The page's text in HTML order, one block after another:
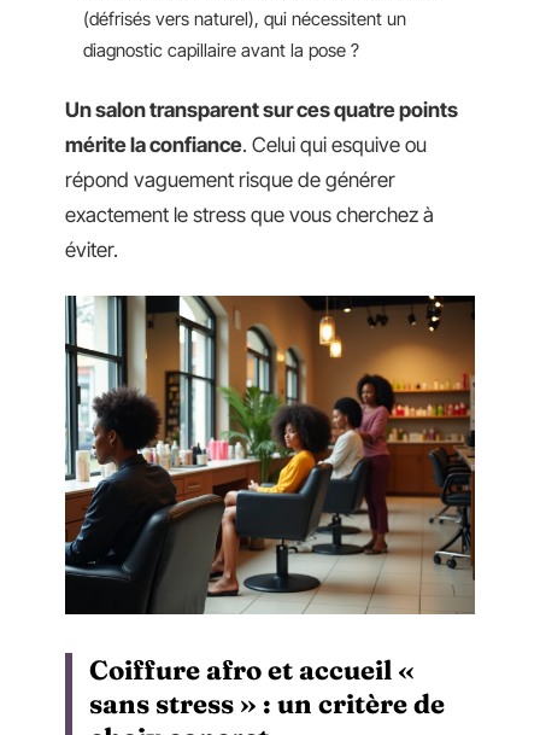
(défrisés vers naturel), qui nécessitent un
diagnostic capillaire avant la pose ?
Un salon transparent sur ces quatre points
mérite la confiance. Celui qui esquive ou
répond vaguement risque de générer
exactement le stress que vous cherchez à
éviter.
Coiffure afro et accueil «
sans stress » : un critère de